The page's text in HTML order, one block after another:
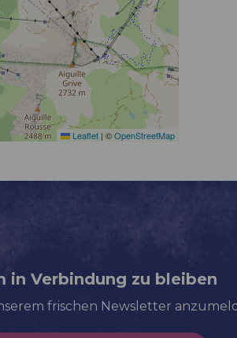
Leaflet | ©OpenStreetMap
in Verbindung zu bleiben
frischen Newsletter